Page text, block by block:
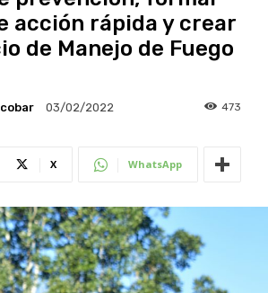
acción rápida y crear
de Manejo de Fuego
03/02/2022 473
X WhatsApp